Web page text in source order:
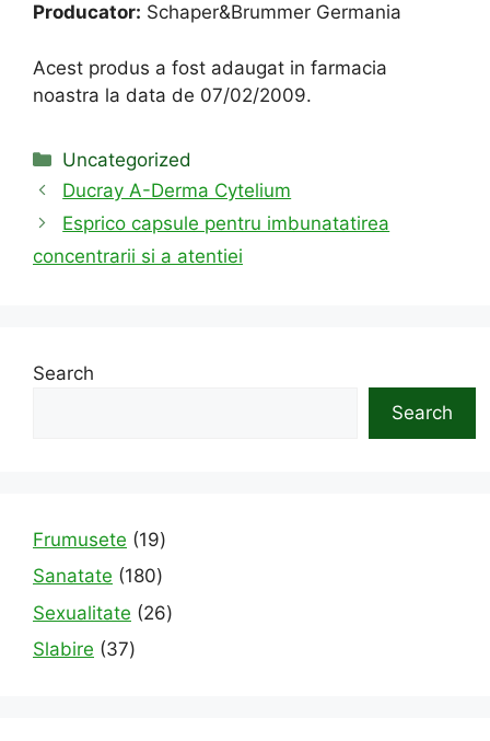
Producator: Schaper&Brummer Germania
Acest produs a fost adaugat in farmacia
noastra la data de 07/02/2009.
Categories
Uncategorized
Ducray A-Derma Cytelium
Esprico capsule pentru imbunatatirea
concentrarii si a atentiei
Search
Search
Frumusete 1919
products
Sanatate 180180
products
Sexualitate 2626
Slabire 3737